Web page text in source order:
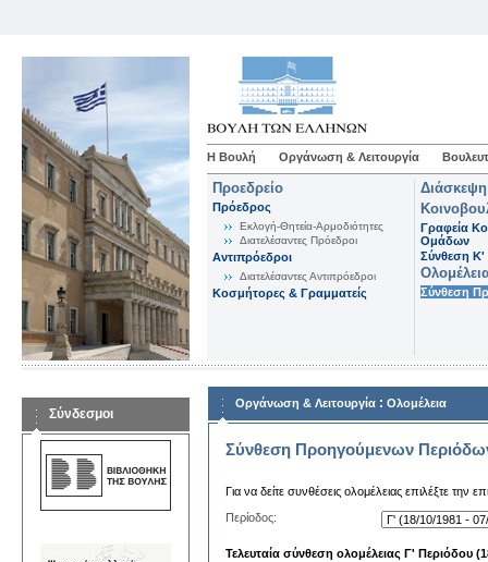
Η Βουλή Οργάνωση & Λειτουργία
Προεδρείο
Πρόεδρος
Εκλογή-Θητεία-Αρμοδιότητες
Διατελέσαντες Πρόεδροι
Αντιπρόεδροι
Διατελέσαντες Αντιπρόεδροι
Κοσμήτορες & Γραμματείς
Γραφεία
Ομάδων
Σύνθεση K'
Σύνθεση
Σύνδεσμοι
Οργάνωση & Λειτουργία : Ολομέλεια
Σύνθεση Προηγούμενων
Για να δείτε συνθέσεις ολομέλειας επιλέξτε την
Περίοδος:
Τελευταία σύνθεση ολομέλειας Γ' Περιόδου